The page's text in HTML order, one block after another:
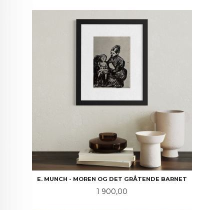
E. MUNCH - MOREN OG DET GRÅTENDE BARNET
Pris
1 900,00